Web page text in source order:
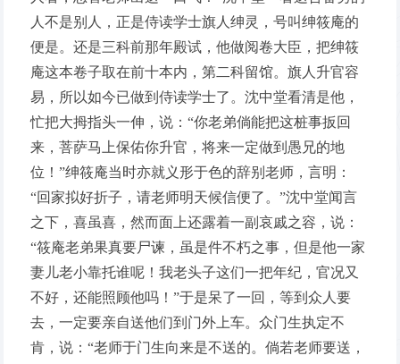
人不是别人，正是侍读学士旗人绅灵，号叫绅筱庵的
便是。还是三科前那年殿试，他做阅卷大臣，把绅筱
庵这本卷子取在前十本内，第二科留馆。旗人升官容
易，所以如今已做到侍读学士了。沈中堂看清是他，
忙把大拇指头一伸，说：“你老弟倘能把这桩事扳回
来，菩萨马上保佑你升官，将来一定做到愚兄的地
位！”绅筱庵当时亦就义形于色的辞别老师，言明：
“回家拟好折子，请老师明天候信便了。”沈中堂闻言
之下，喜虽喜，然而面上还露着一副哀戚之容，说：
“筱庵老弟果真要尸谏，虽是件不朽之事，但是他一家
妻儿老小靠托谁呢！我老头子这们一把年纪，官况又
不好，还能照顾他吗！”于是呆了一回，等到众人要
去，一定要亲自送他们到门外上车。众门生执定不
肯，说：“老师于门生向来是不送的。倘若老师要送，